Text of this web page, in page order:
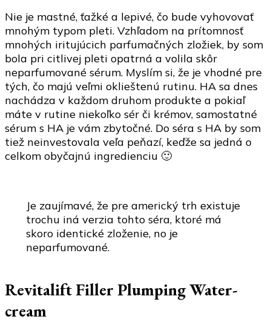
Nie je mastné, ťažké a lepivé, čo bude vyhovovať
mnohým typom pleti. Vzhľadom na prítomnosť
mnohých iritujúcich parfumačných zložiek, by som
bola pri citlivej pleti opatrná a volila skôr
neparfumované sérum. Myslím si, že je vhodné pre
tých, čo majú veľmi oklieštenú rutinu. HA sa dnes
nachádza v každom druhom produkte a pokiaľ
máte v rutine niekoľko sér či krémov, samostatné
sérum s HA je vám zbytočné. Do séra s HA by som
tiež neinvestovala veľa peňazí, keďže sa jedná o
celkom obyčajnú ingredienciu 🙂
Je zaujímavé, že pre americký trh existuje
trochu iná verzia tohto séra, ktoré má
skoro identické zloženie, no je
neparfumované.
Revitalift Filler Plumping Water-
cream